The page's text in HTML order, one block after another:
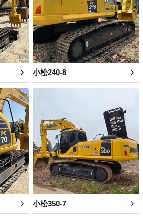
小松240-8
小松350-7